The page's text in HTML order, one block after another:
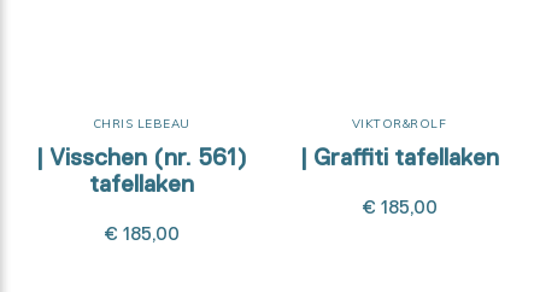
CHRIS LEBEAU
| Visschen (nr. 561)
tafellaken
€ 185,00
VIKTOR&ROLF
| Graffiti tafellaken
€ 185,00